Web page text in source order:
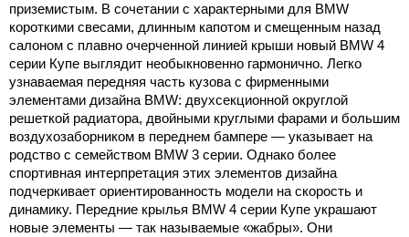
приземистым. В сочетании с характерными для BMW
короткими свесами, длинным капотом и смещенным назад
салоном с плавно очерченной линией крыши новый BMW 4
серии Купе выглядит необыкновенно гармонично. Легко
узнаваемая передняя часть кузова с фирменными
элементами дизайна BMW: двухсекционной округлой
решеткой радиатора, двойными круглыми фарами и большим
воздухозаборником в переднем бампере — указывает на
родство с семейством BMW 3 серии. Однако более
спортивная интерпретация этих элементов дизайна
подчеркивает ориентированность модели на скорость и
динамику. Передние крылья BMW 4 серии Купе украшают
новые элементы — так называемые «жабры». Они